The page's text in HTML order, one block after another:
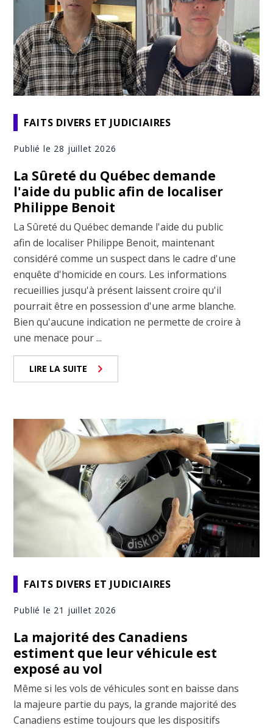
FAITS DIVERS ET JUDICIAIRES
Publié le 28 juillet 2026
La Sûreté du Québec demande
l'aide du public afin de localiser
Philippe Benoit
La Sûreté du Québec demande l'aide du public
afin de localiser Philippe Benoit, maintenant
considéré comme un suspect dans le cadre d'une
enquête d'homicide en cours. Les informations
recueillies jusqu'à présent laissent croire qu'il
pourrait être en possession d'une arme blanche.
Bien qu'aucune indication ne permette de croire à
une menace pour ...
LIRE LA SUITE
FAITS DIVERS ET JUDICIAIRES
Publié le 21 juillet 2026
La majorité des Canadiens
estiment que leur véhicule est
exposé au vol
Même si les vols de véhicules sont en baisse dans
la majeure partie du pays, la grande majorité des
Canadiens estime toujours que les dispositifs